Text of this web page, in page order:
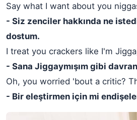
Say what I want about you
- Siz zenciler hakkında ne
dostum.
I treat you crackers like I'm
- Sana Jiggaymışım gibi
Oh, you worried 'bout a critic?
- Bir eleştirmen için mi